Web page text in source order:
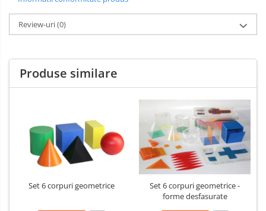
Review-uri(0)
Produse similare
Set 6 corpuri geometrice
Set 6 corpuri geometrice -
forme desfasurate